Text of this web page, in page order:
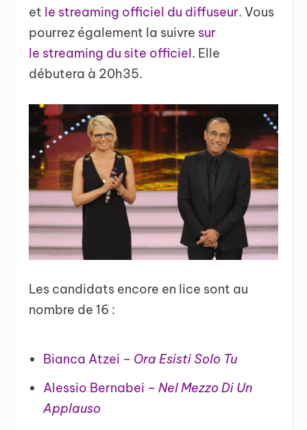
et le streaming officiel du diffuseur. Vous
pourrez également la suivre sur
le streaming du site officiel. Elle
débutera à 20h35.
Les candidats encore en lice sont au
nombre de 16 :
Bianca Atzei – Ora Esisti Solo Tu
Alessio Bernabei – Nel Mezzo Di Un
Applauso